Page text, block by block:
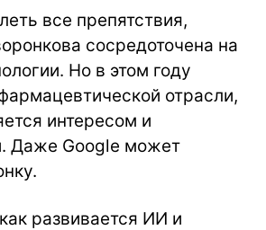
все препятствия,
сосредоточена на
Но в этом году
отрасли,
интересом и
Даже Google может
развивается ИИ и